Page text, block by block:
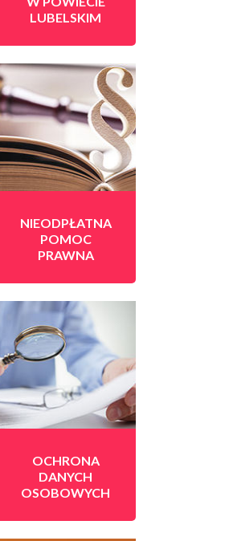
LUBELSKIM
NIEODPŁATNA
POMOC
PRAWNA
OCHRONA
DANYCH
OSOBOWYCH